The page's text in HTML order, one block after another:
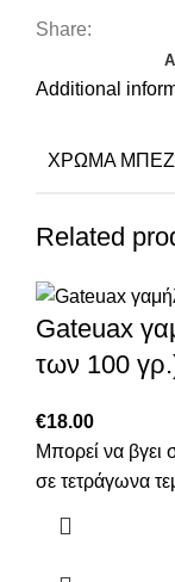
Share:
Additional
ΧΡΏΜΑ
Related
Gateuax
των 100
€18.00
Μπορεί να βγει
σε τετράγωνα